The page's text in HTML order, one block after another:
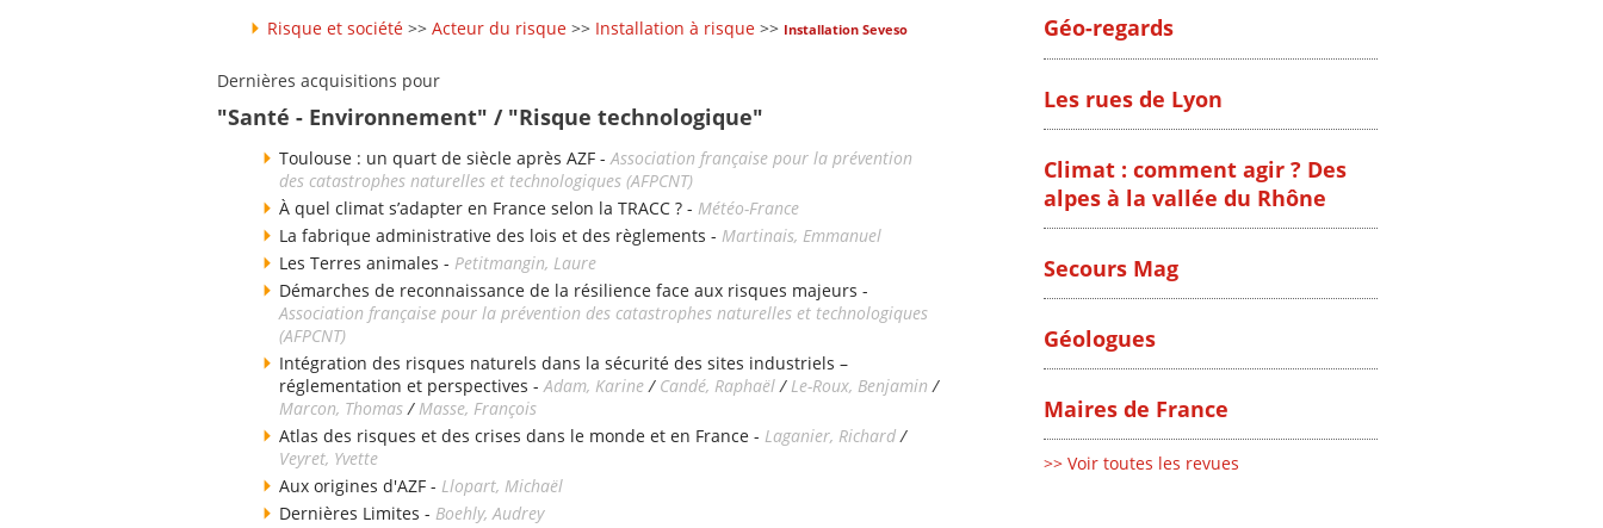
Risque et société >> Acteur du risque >> Installation à risque >> Installation Seveso
Dernières acquisitions pour
"Santé - Environnement" / "Risque technologique"
Toulouse : un quart de siècle après AZF -Association française pour la prévention
des catastrophes naturelles et technologiques (AFPCNT)
À quel climat s’adapter en France selon la TRACC ? - Météo-France
La fabrique administrative des lois et des règlements - Martinais, Emmanuel
Les Terres animales - Petitmangin, Laure
Démarches de reconnaissance de la résilience face aux risques majeurs -
Association française pour la prévention des catastrophes naturelles et technologiques
(AFPCNT)
Intégration des risques naturels dans la sécurité des sites industriels –
réglementation et perspectives -Adam, Karine/ Candé, Raphaël/ Le-Roux, Benjamin /
Marcon, Thomas/Masse, François
Atlas des risques et des crises dans le monde et en France - Laganier, Richard/
Veyret, Yvette
Aux origines d'AZF - Llopart, Michaël
Dernières Limites - Boehly, Audrey
Géo-regards
Les rues de Lyon
Climat : comment agir ? Des
alpes à la vallée du Rhône
Secours Mag
Géologues
Maires de France
>> Voir toutes les revues